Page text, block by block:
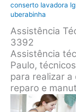
conserto lavadora
uberabinha
Assistência
3392
Assistência
Paulo,
para realizar
reparo e